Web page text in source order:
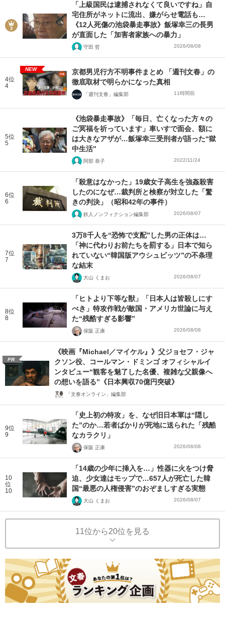
「上級国民は逮捕されなくて良いですね」自
宅住所がネットに流出、嫌がらせ電話も…
《12人死傷の池袋暴走事故》飯塚幸三の長男
が直面した「加害者家族への暴力」
守田 哲 2026/08/08
4位
4
NEW
京都男児行方不明事件まとめ 「週刊文春」の
徹底取材で明らかになった真相
「週刊文春」編集部 11時間前
5位
5
《池袋暴走事故》「毎日、亡くなった方々の
ご冥福を祈っています」車いすで面会、額に
は大きなアザが…飯塚幸三受刑者が語った“獄
中生活”
阿部 恭子 2022/11/24
6位
6
「殺意はなかった」19歳女子高生を強姦殺害
したのになぜ…裁判所と検察が対立した「驚
きの判決」（昭和42年の事件）
鉄人ノンフィクション編集部 2026/08/07
7位
7
3万8千人を“恐怖で支配”した男の正体は…
「神に代わりお前たちを罰する」日本で知ら
れていない“韓国版アウシュビッツ”の不条理
な結末
大山 くまお 2026/08/07
8位
8
「ヒトより下等な獣」「日本人は皆殺しにす
べき」特攻作戦が敵国・アメリカ世論に与え
た“残酷すぎる影響”
保阪 正康 2026/08/08
PR
《映画『Michael／マイケル』》父ジョセフ・ジャ
クソン役、コールマン・ドミンゴ オフィシャルイ
ンタビュー“観客を魅了した名優、複雑な父親像へ
の想いを語る”《日本興収70億円突破》
「文春オンライン」編集部
9位
9
「史上初の特攻」を、なぜ旧日本軍は“隠し
た”のか…若者ばかりが死地に送られた「残酷
なカラクリ」
保阪 正康 2026/08/08
10
位
10
「14歳の少年に挿入を…」性器に火をつけ脅
迫、少女達はモップで…657人が死亡した韓
国“最悪の人権侵害”のおぞましすぎる実態
大山 くまお 2026/08/07
11位から20位を見る